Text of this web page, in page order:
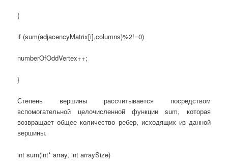
{
if (sum(adjacencyMatrix[i],columns)%2!=0)
numberOfOddVertex++;
}
Степень вершины рассчитывается посредством
вспомогательной целочисленной функции sum, которая
возвращает общее количество ребер, исходящих из данной
вершины.
int sum(int* array, int arraySize)